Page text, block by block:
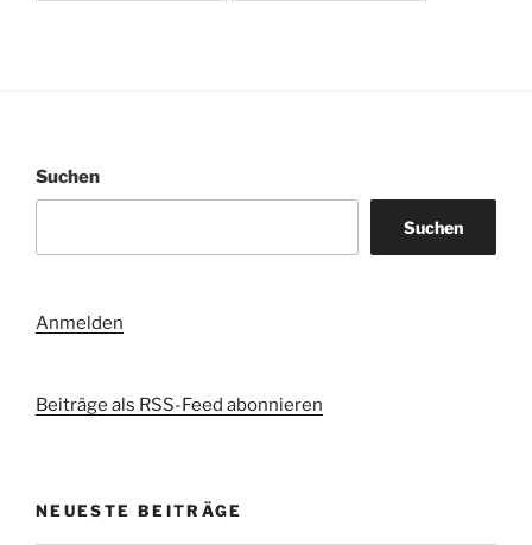
Suchen
Suchen
Anmelden
Beiträge als RSS-Feed abonnieren
NEUESTE BEITRÄGE